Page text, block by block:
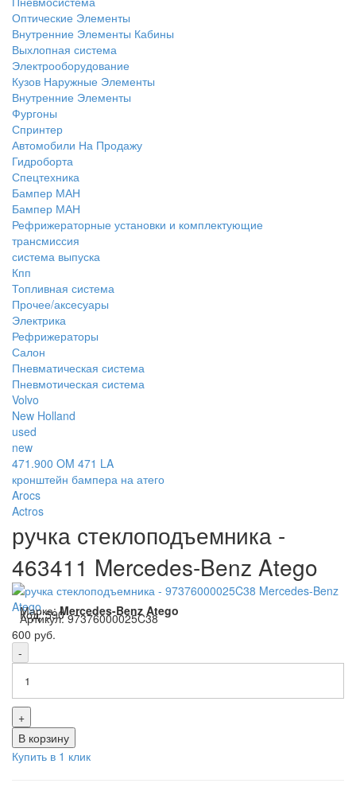
Оптические Элементы
Внутренние Элементы Кабины
Выхлопная система
Электрооборудование
Кузов Наружные Элементы
Внутренние Элементы
Фургоны
Спринтер
Автомобили На Продажу
Гидроборта
Спецтехника
Бампер МАН
Бампер МАН
Рефрижераторные установки и комплектующие
трансмиссия
система выпуска
Кпп
Топливная система
Прочее/аксесуары
Электрика
Рефрижераторы
Салон
Пневматическая система
Пневмотическая система
Volvo
New Holland
used
new
471.900 OM 471 LA
кронштейн бампера на атего
Arocs
Actros
ручка стеклоподъемника -
463411 Mercedes-Benz Atego
Марка:Mercedes-Benz Atego
Код:590
Артикул:97376000025C38
600 руб.
-
+
В корзину
Купить в 1 клик